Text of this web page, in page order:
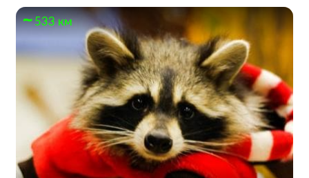
533 км